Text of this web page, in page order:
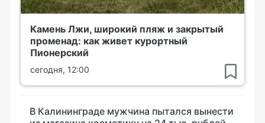
Камень Лжи, широкий пляж и закрытый
променад: как живет курортный
Пионерский
сегодня, 12:00
В Калининграде мужчина пытался вынести